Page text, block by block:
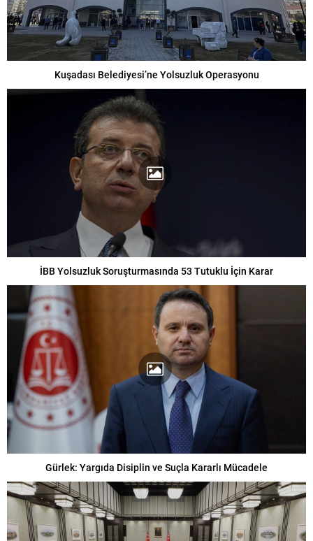
Kuşadası Belediyesi’ne Yolsuzluk Operasyonu
İBB Yolsuzluk Soruşturmasında 53 Tutuklu İçin Karar
Gürlek: Yargıda Disiplin ve Suçla Kararlı Mücadele